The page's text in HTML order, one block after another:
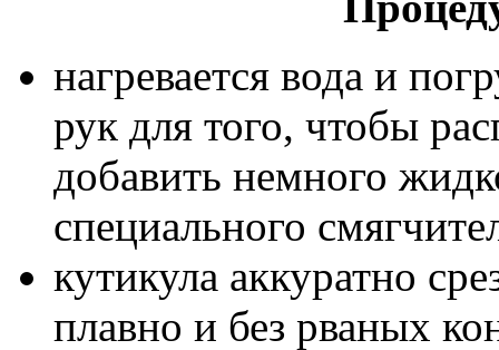
нагревается вода и
рук для того, чтобы
добавить немного
специального
кутикула аккуратно
плавно и без рваных